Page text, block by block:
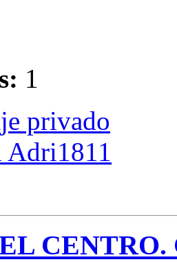
1
privado
CENTRO.